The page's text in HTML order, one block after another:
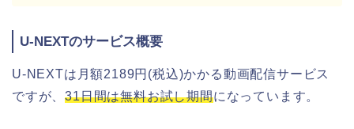
U-NEXTのサービス概要
U-NEXTは月額2189円(税込)かかる動画配信サービス
ですが、31日間は無料お試し期間になっています。